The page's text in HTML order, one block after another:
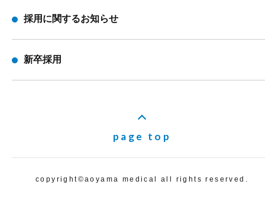
採用に関するお知らせ
新卒採用
page top
copyright©️aoyama medical all rights reserved.